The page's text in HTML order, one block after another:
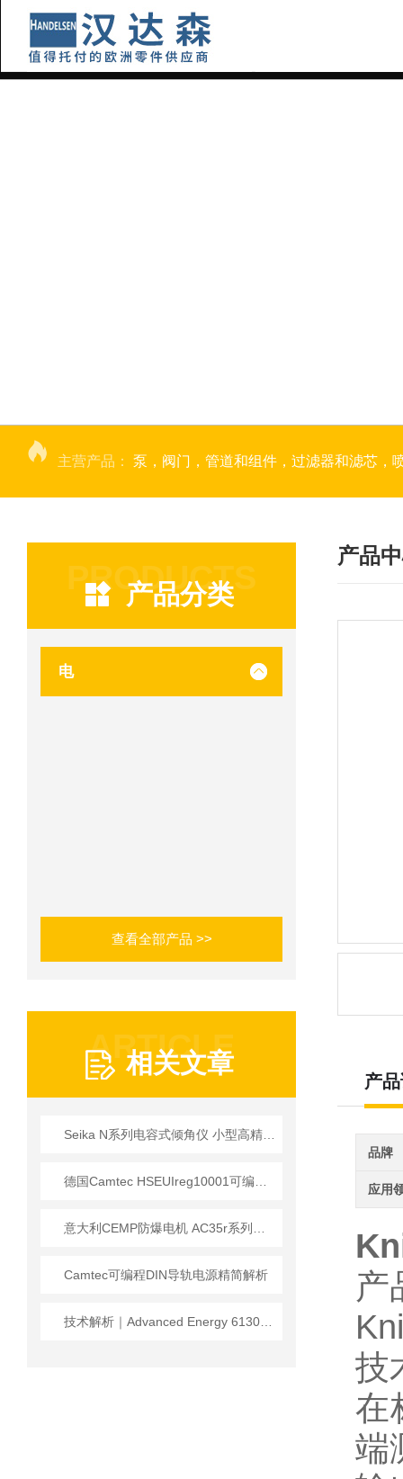
主营产品： 泵，阀门，管道和组件，过滤器和滤芯，
PRODUCTS
产品分类
电
查看全部产品 >>
ARTICLE
相关文章
Camtec可编程DIN导轨电源精简解析
产品
产
品牌
应用
产
技
在
端